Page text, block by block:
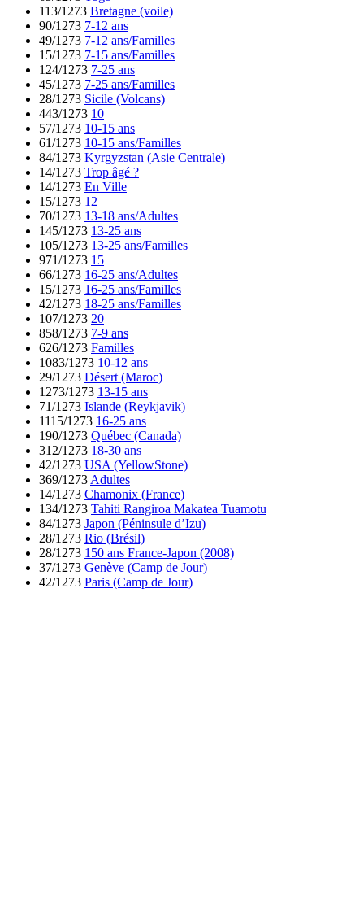
113/1273 Bretagne (voile)
90/1273 7-12 ans
49/1273 7-12 ans/Familles
15/1273 7-15 ans/Familles
124/1273 7-25 ans
45/1273 7-25 ans/Familles
28/1273 Sicile (Volcans)
443/1273 10
57/1273 10-15 ans
61/1273 10-15 ans/Familles
84/1273 Kyrgyzstan (Asie Centrale)
14/1273 Trop âgé ?
14/1273 En Ville
15/1273 12
70/1273 13-18 ans/Adultes
145/1273 13-25 ans
105/1273 13-25 ans/Familles
971/1273 15
66/1273 16-25 ans/Adultes
15/1273 16-25 ans/Familles
42/1273 18-25 ans/Familles
107/1273 20
858/1273 7-9 ans
626/1273 Familles
1083/1273 10-12 ans
29/1273 Désert (Maroc)
1273/1273 13-15 ans
71/1273 Islande (Reykjavik)
1115/1273 16-25 ans
190/1273 Québec (Canada)
312/1273 18-30 ans
42/1273 USA (YellowStone)
369/1273 Adultes
14/1273 Chamonix (France)
134/1273 Tahiti Rangiroa Makatea Tuamotu
84/1273 Japon (Péninsule d’Izu)
28/1273 Rio (Brésil)
28/1273 150 ans France-Japon (2008)
37/1273 Genève (Camp de Jour)
42/1273 Paris (Camp de Jour)